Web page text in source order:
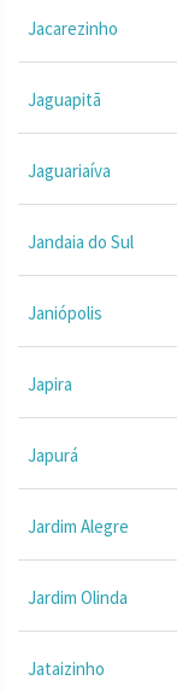
Jacarezinho
Jaguapitã
Jaguariaíva
Jandaia do Sul
Janiópolis
Japira
Japurá
Jardim Alegre
Jardim Olinda
Jataizinho